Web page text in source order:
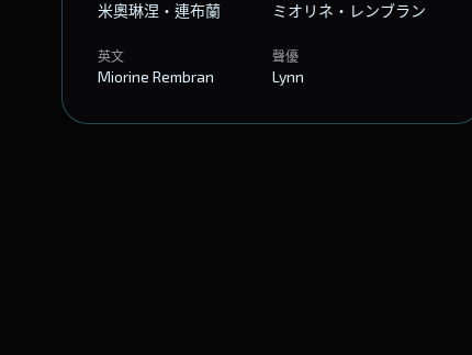
米奧琳涅・連布蘭 ミオリネ・レンブラン
英文
Miorine Rembran
聲優
Lynn